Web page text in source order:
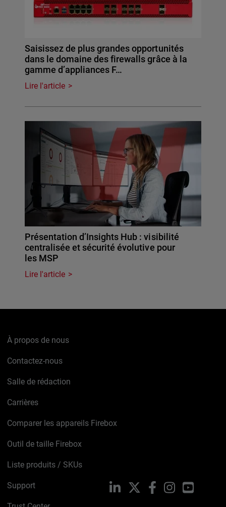
Saisissez de plus grandes opportunités
dans le domaine des firewalls grâce à la
gamme d’appliances F…
Lire l'article
Présentation d’Insights Hub : visibilité
centralisée et sécurité évolutive pour
les MSP
Lire l'article
À propos de nous
Contactez-nous
Salle de rédaction
Carrières
Comparer les appareils Firebox
Outil de taille Firebox
Liste produits / SKUs
Support LinkedIn FacebookInstagramYouTube